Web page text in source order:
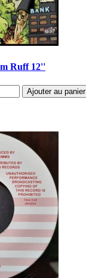
Ruff 12''
Ajouter au panier